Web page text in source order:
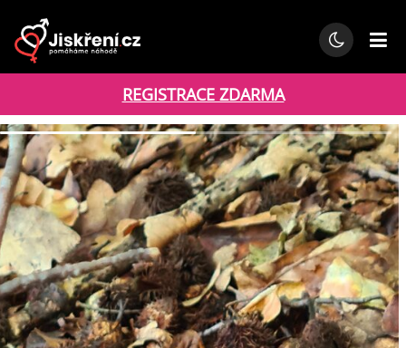
REGISTRACE ZDARMA